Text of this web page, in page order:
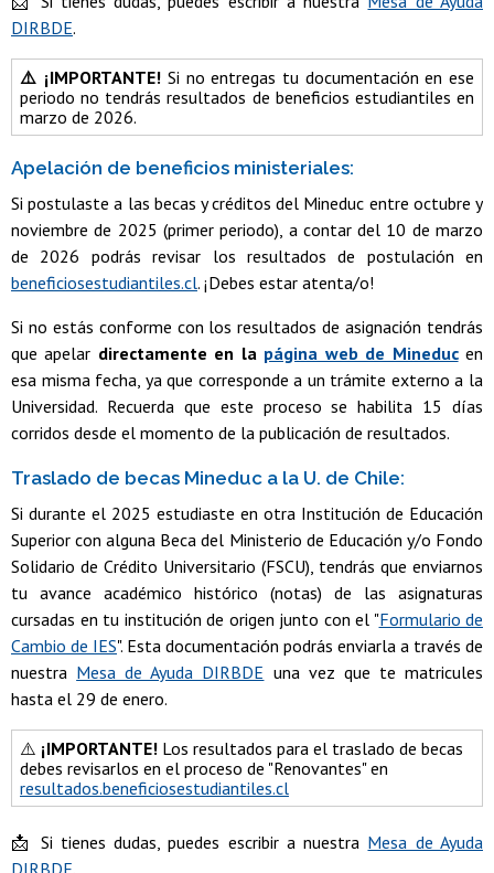
DIRBDE.
⚠️ ¡IMPORTANTE! Si no entregas tu documentación en ese
periodo no tendrás resultados de beneficios estudiantiles en
marzo de 2026.
Apelación de beneficios ministeriales:
Si postulaste a las becas y créditos del Mineduc entre octubre y
noviembre de 2025 (primer periodo), a contar del 10 de marzo
de 2026 podrás revisar los resultados de postulación en
beneficiosestudiantiles.cl. ¡Debes estar atenta/o!
Si no estás conforme con los resultados de asignación tendrás
que apelar directamente en la página web de Mineduc en
esa misma fecha, ya que corresponde a un trámite externo a la
Universidad. Recuerda que este proceso se habilita 15 días
corridos desde el momento de la publicación de resultados.
Traslado de becas Mineduc a la U. de Chile:
Si durante el 2025 estudiaste en otra Institución de Educación
Superior con alguna Beca del Ministerio de Educación y/o Fondo
Solidario de Crédito Universitario (FSCU), tendrás que enviarnos
tu avance académico histórico (notas) de las asignaturas
cursadas en tu institución de origen junto con el "Formulario de
Cambio de IES". Esta documentación podrás enviarla a través de
nuestra Mesa de Ayuda DIRBDE una vez que te matricules
hasta el 29 de enero.
⚠️ ¡IMPORTANTE! Los resultados para el traslado de becas
debes revisarlos en el proceso de "Renovantes" en
resultados.beneficiosestudiantiles.cl
📩 Si tienes dudas, puedes escribir a nuestra Mesa de Ayuda
DIRBDE.